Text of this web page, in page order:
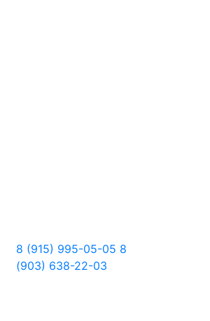
8 (915) 995-05-05 8
(903) 638-22-03